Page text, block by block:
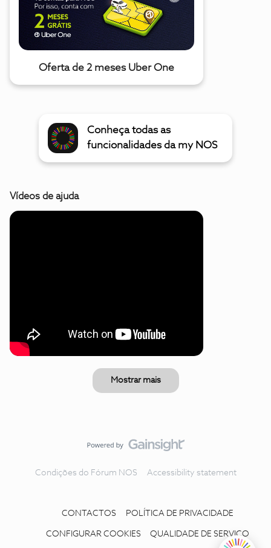
Oferta de 2 meses Uber One
Conheça todas as
funcionalidades da my NOS
Vídeos de ajuda
Mostrar mais
Condições do Fórum NOS Accessibility statement
CONTACTOS POLÍTICA DE PRIVACIDADE
CONFIGURAR COOKIES QUALIDADE DE SERVIÇO